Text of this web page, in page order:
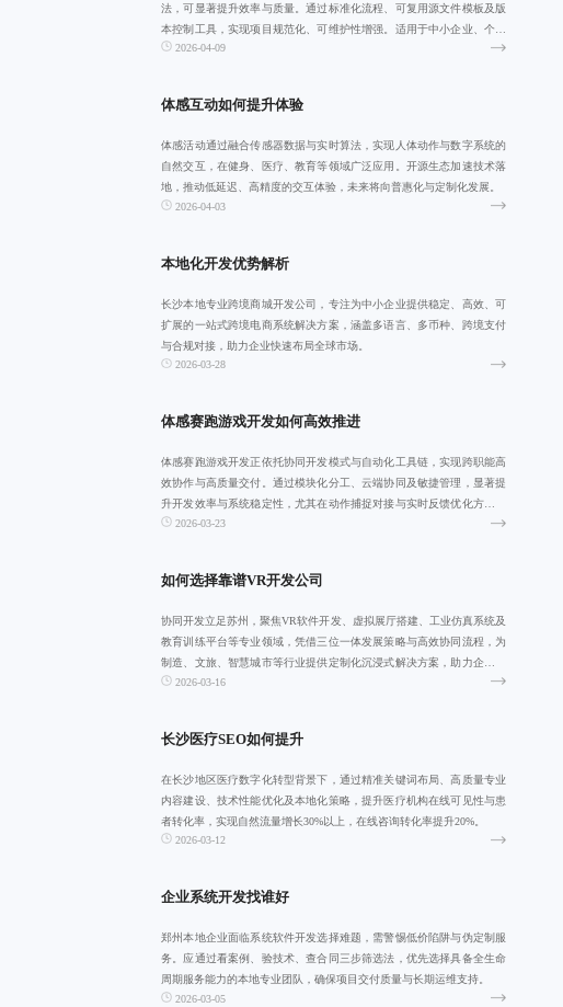
法，可显著提升效率与质量。通过标准化流程、可复用源文件模板及版
本控制工具，实现项目规范化、可维护性增强。适用于中小企业、个人
创作者等各类主
2026-04-09
体感互动如何提升体验
体感活动通过融合传感器数据与实时算法，实现人体动作与数字系统的
自然交互，在健身、医疗、教育等领域广泛应用。开源生态加速技术落
地，推动低延迟、高精度的交互体验，未来将向普惠化与定制化发展。
2026-04-03
本地化开发优势解析
长沙本地专业跨境商城开发公司，专注为中小企业提供稳定、高效、可
扩展的一站式跨境电商系统解决方案，涵盖多语言、多币种、跨境支付
与合规对接，助力企业快速布局全球市场。
2026-03-28
体感赛跑游戏开发如何高效推进
体感赛跑游戏开发正依托协同开发模式与自动化工具链，实现跨职能高
效协作与高质量交付。通过模块化分工、云端协同及敏捷管理，显著提
升开发效率与系统稳定性，尤其在动作捕捉对接与实时反馈优化方面具
备深厚技术积累
2026-03-23
如何选择靠谱VR开发公司
协同开发立足苏州，聚焦VR软件开发、虚拟展厅搭建、工业仿真系统及
教育训练平台等专业领域，凭借三位一体发展策略与高效协同流程，为
制造、文旅、智慧城市等行业提供定制化沉浸式解决方案，助力企业数
字化转型。
2026-03-16
长沙医疗SEO如何提升
在长沙地区医疗数字化转型背景下，通过精准关键词布局、高质量专业
内容建设、技术性能优化及本地化策略，提升医疗机构在线可见性与患
者转化率，实现自然流量增长30%以上，在线咨询转化率提升20%。
2026-03-12
企业系统开发找谁好
郑州本地企业面临系统软件开发选择难题，需警惕低价陷阱与伪定制服
务。应通过看案例、验技术、查合同三步筛选法，优先选择具备全生命
周期服务能力的本地专业团队，确保项目交付质量与长期运维支持。
2026-03-05